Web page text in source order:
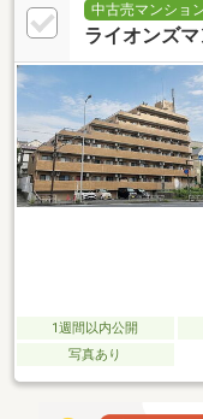
中古売マンショ
ライオンズ
1週間以内公開
写真あり